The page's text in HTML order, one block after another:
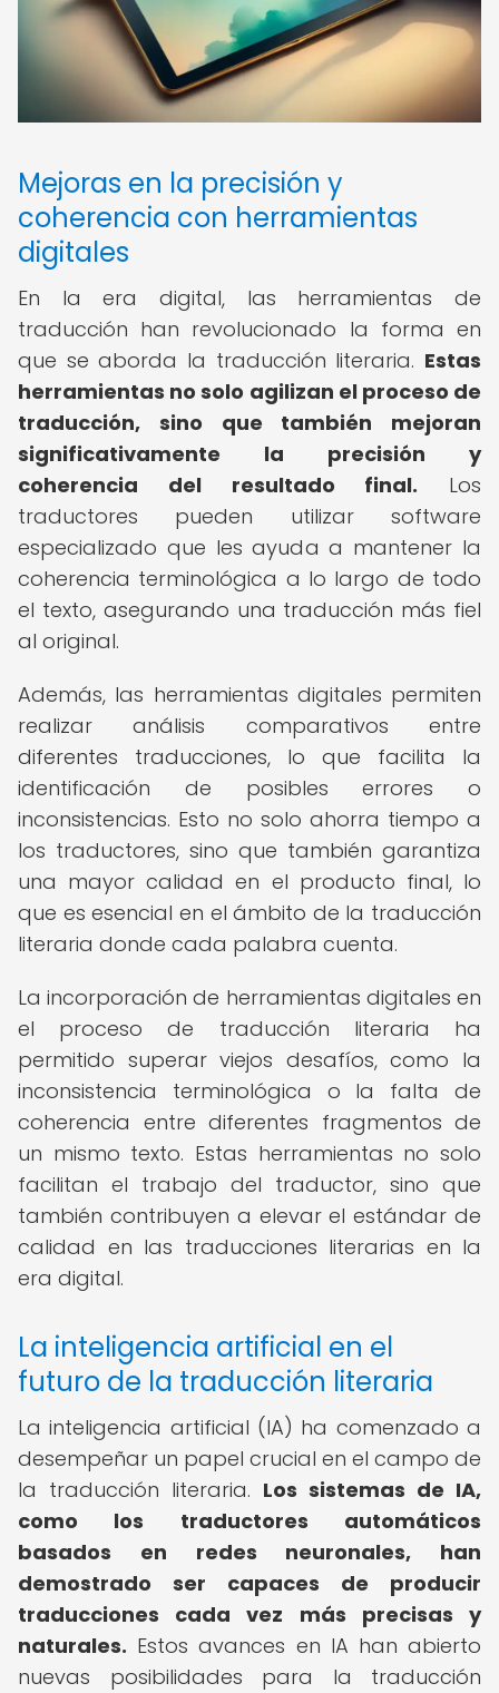
Mejoras en la precisión y
coherencia con herramientas
digitales
En la era digital, las herramientas de
traducción han revolucionado la forma en
que se aborda la traducción literaria. Estas
herramientas no solo agilizan el proceso de
traducción, sino que también mejoran
significativamente la precisión y
coherencia del resultado final. Los
traductores pueden utilizar software
especializado que les ayuda a mantener la
coherencia terminológica a lo largo de todo
el texto, asegurando una traducción más fiel
al original.
Además, las herramientas digitales permiten
realizar análisis comparativos entre
diferentes traducciones, lo que facilita la
identificación de posibles errores o
inconsistencias. Esto no solo ahorra tiempo a
los traductores, sino que también garantiza
una mayor calidad en el producto final, lo
que es esencial en el ámbito de la traducción
literaria donde cada palabra cuenta.
La incorporación de herramientas digitales en
el proceso de traducción literaria ha
permitido superar viejos desafíos, como la
inconsistencia terminológica o la falta de
coherencia entre diferentes fragmentos de
un mismo texto. Estas herramientas no solo
facilitan el trabajo del traductor, sino que
también contribuyen a elevar el estándar de
calidad en las traducciones literarias en la
era digital.
La inteligencia artificial en el
futuro de la traducción literaria
La inteligencia artificial (IA) ha comenzado a
desempeñar un papel crucial en el campo de
la traducción literaria. Los sistemas de IA,
como los traductores automáticos
basados en redes neuronales, han
demostrado ser capaces de producir
traducciones cada vez más precisas y
naturales. Estos avances en IA han abierto
nuevas posibilidades para la traducción